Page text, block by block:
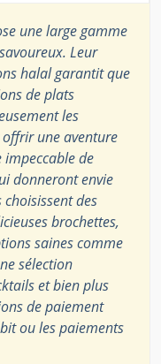
une large gamme
Leur
halal garantit que
de plats
les
une aventure
impeccable de
donneront envie
des
brochettes,
saines comme
sélection
et bien plus
de paiement
ou les paiements